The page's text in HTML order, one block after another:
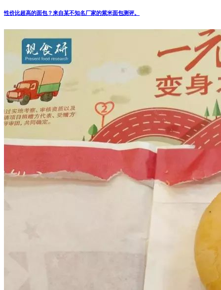
性价比超高的面包？来自某不知名厂家的紫米面包测评。